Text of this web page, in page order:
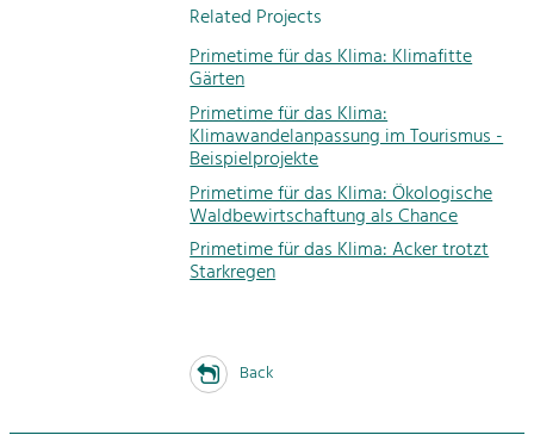
Related Projects
Primetime für das Klima: Klimafitte
Gärten
Primetime für das Klima:
Klimawandelanpassung im Tourismus -
Beispielprojekte
Primetime für das Klima: Ökologische
Waldbewirtschaftung als Chance
Primetime für das Klima: Acker trotzt
Starkregen
Back